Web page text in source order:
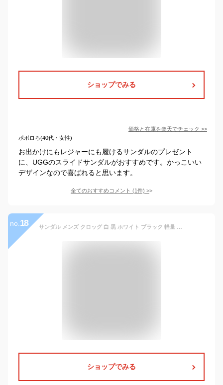
ショップでみる
価格と在庫を楽天でチェック >>
ポポロろ(40代・女性)
お出かけにもレジャーにも履けるサンダルのプレゼント
に、UGGのスライドサンダルがおすすめです。かっこいい
デザインなので喜ばれると思います。
全てのおすすめコメント (1件) >
no. 18 サンダル メンズ クロッグ 白 黒 ホワイト ブラック 軽量 軽い 幅広 ワイズ 3E クッション ラーキンス LARKINS L-6339 ミュール おしゃれ 人気 超目玉サンダル
ショップでみる